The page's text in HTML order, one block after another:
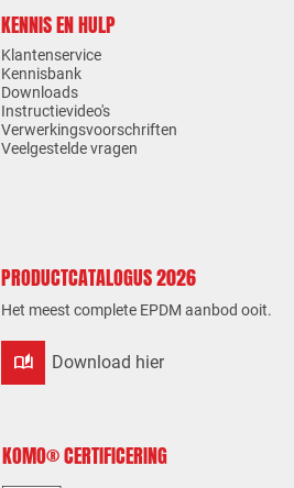
KENNIS EN HULP
Klantenservice
Kennisbank
Downloads
Instructievideo's
Verwerkingsvoorschriften
Veelgestelde vragen
PRODUCTCATALOGUS 2026
Het meest complete EPDM aanbod ooit.
auto_stories Download hier
KOMO® CERTIFICERING